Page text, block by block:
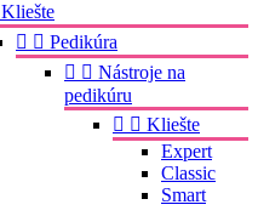
Kliešte
  Pedikúra
  Nástroje na
pedikúru
  Kliešte
Expert
Classic
Smart